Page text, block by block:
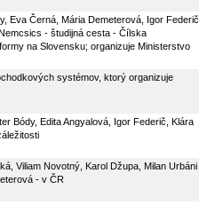
Eva Černá, Mária Demeterová, Igor Federič,
- študijná cesta - Čílska
na Slovensku; organizuje Ministerstvo
systémov, ktorý organizuje
Bódy, Edita Angyalová, Igor Federič, Klára
Viliam Novotný, Karol Džupa, Milan Urbáni
- v ČR